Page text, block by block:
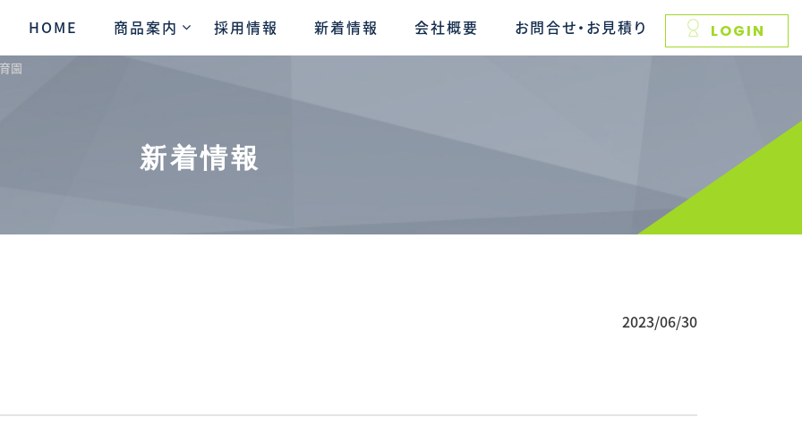
HOME 商品案内 採用情報 新着情報 会社概要 お問合せ・お見積り LOGIN
園
新着情報
2023/06/30